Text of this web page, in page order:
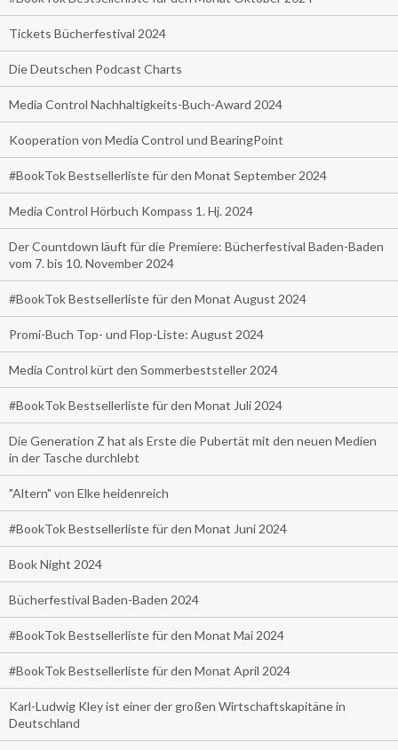
Tickets Bücherfestival 2024
Die Deutschen Podcast Charts
Media Control Nachhaltigkeits-Buch-Award 2024
Kooperation von Media Control und BearingPoint
#BookTok Bestsellerliste für den Monat September 2024
Media Control Hörbuch Kompass 1. Hj. 2024
Der Countdown läuft für die Premiere: Bücherfestival Baden-Baden
vom 7. bis 10. November 2024
#BookTok Bestsellerliste für den Monat August 2024
Promi-Buch Top- und Flop-Liste: August 2024
Media Control kürt den Sommerbeststeller 2024
#BookTok Bestsellerliste für den Monat Juli 2024
Die Generation Z hat als Erste die Pubertät mit den neuen Medien
in der Tasche durchlebt
"Altern" von Elke heidenreich
#BookTok Bestsellerliste für den Monat Juni 2024
Book Night 2024
Bücherfestival Baden-Baden 2024
#BookTok Bestsellerliste für den Monat Mai 2024
#BookTok Bestsellerliste für den Monat April 2024
Karl-Ludwig Kley ist einer der großen Wirtschaftskapitäne in
Deutschland